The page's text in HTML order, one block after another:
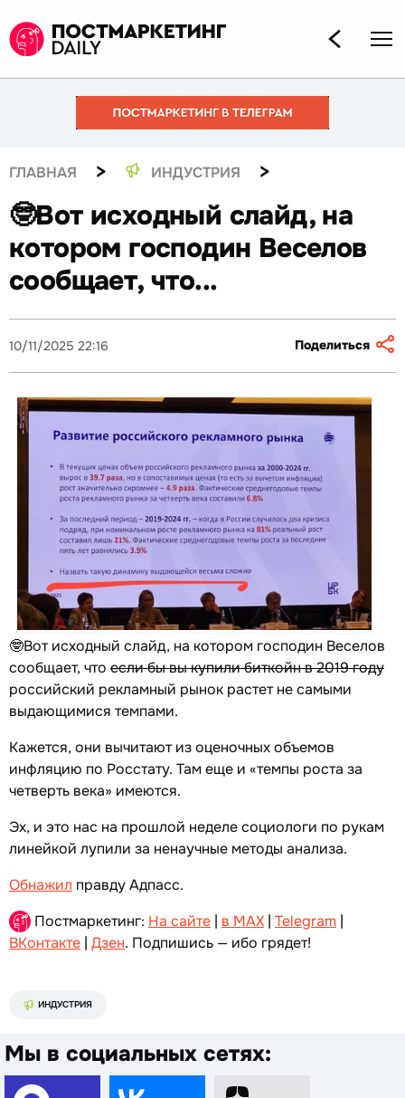
ГЛАВНАЯ > ИНДУСТРИЯ >
🤓Вот исходный слайд, на
котором господин Веселов
сообщает, что...
10/11/2025 22:16 Поделиться
🤓Вот исходный слайд, на котором господин Веселов
сообщает, что если бы вы купили биткойн в 2019 году
российский рекламный рынок растет не самыми
выдающимися темпами.
Кажется, они вычитают из оценочных объемов
инфляцию по Росстату. Там еще и «темпы роста за
четверть века» имеются.
Эх, и это нас на прошлой неделе социологи по рукам
линейкой лупили за ненаучные методы анализа.
Обнажил правду Адпасс.
Постмаркетинг: На сайте | в MAX | Telegram |
ВКонтакте | Дзен. Подпишись — ибо грядет!
ИНДУСТРИЯ
Мы в социальных сетях: